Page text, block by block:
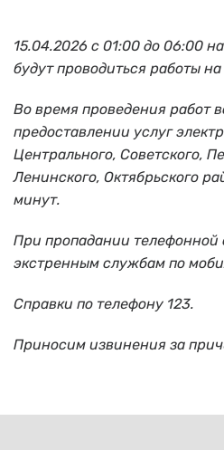
15.04.2026 с 01:00 до 06:00
будут проводиться работы
Во время проведения работ
предоставлении услуг
Центрального, Советского,
Ленинского, Октябрьского
минут.
При пропадании телефонной
экстренным службам по
Справки по телефону 123.
Приносим извинения за